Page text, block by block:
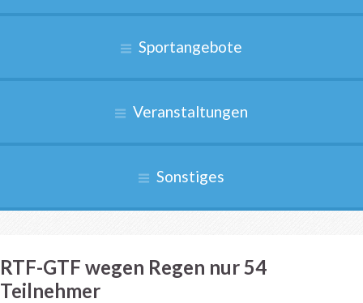
Sportangebote
Veranstaltungen
Sonstiges
RTF-GTF wegen Regen nur 54
Teilnehmer